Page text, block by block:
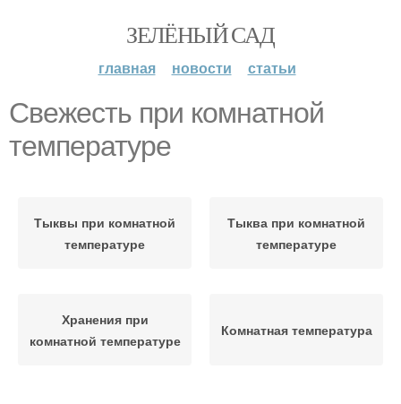
ЗЕЛЁНЫЙ САД
главная новости статьи
Свежесть при комнатной
температуре
Тыквы при комнатной
температуре
Тыква при комнатной
температуре
Хранения при
комнатной температуре
Комнатная температура